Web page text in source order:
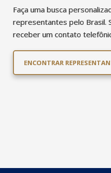
Faça uma busca
representantes pelo Brasil.
receber um contato
ENCONTRAR